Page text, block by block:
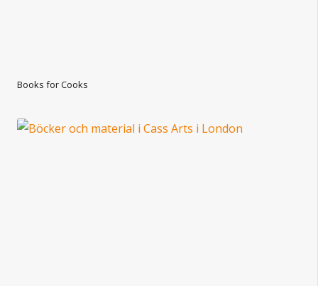
Books for Cooks